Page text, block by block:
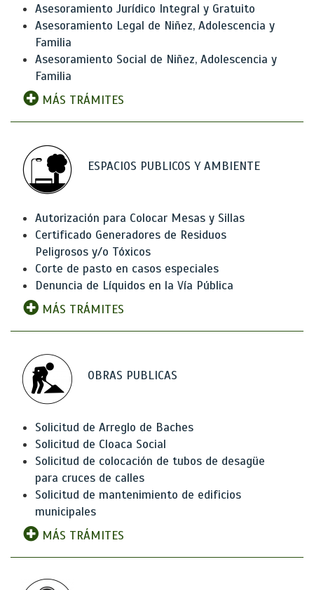
Asesoramiento Jurídico Integral y Gratuito
Asesoramiento Legal de Niñez, Adolescencia y
Familia
Asesoramiento Social de Niñez, Adolescencia y
Familia
MÁS TRÁMITES
ESPACIOS PUBLICOS Y AMBIENTE
Autorización para Colocar Mesas y Sillas
Certificado Generadores de Residuos
Peligrosos y/o Tóxicos
Corte de pasto en casos especiales
Denuncia de Líquidos en la Vía Pública
MÁS TRÁMITES
OBRAS PUBLICAS
Solicitud de Arreglo de Baches
Solicitud de Cloaca Social
Solicitud de colocación de tubos de desagüe
para cruces de calles
Solicitud de mantenimiento de edificios
municipales
MÁS TRÁMITES